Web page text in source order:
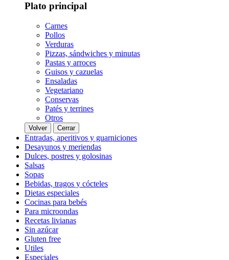
Plato principal
Carnes
Pollos
Verduras
Pizzas, sándwiches y minutas
Pastas y arroces
Guisos y cazuelas
Ensaladas
Vegetariano
Conservas
Patés y terrines
Otros
Volver Cerrar
Entradas, aperitivos y guarniciones
Desayunos y meriendas
Dulces, postres y golosinas
Salsas
Sopas
Bebidas, tragos y cócteles
Dietas especiales
Cocinas para bebés
Para microondas
Recetas livianas
Sin azúcar
Gluten free
Utiles
Especiales